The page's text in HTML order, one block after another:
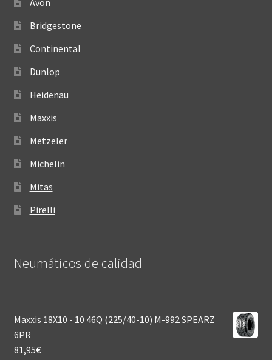
Avon
Bridgestone
Continental
Dunlop
Heidenau
Maxxis
Metzeler
Michelin
Mitas
Pirelli
Neumáticos de calidad‎
Maxxis 18X10 - 10 46Q (225/40-10) M-992 SPEARZ
6PR
81,95€